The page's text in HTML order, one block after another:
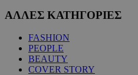
ΑΛΛΕΣ ΚΑΤΗΓΟΡΙΕΣ
FASHION
PEOPLE
BEAUTY
COVER STORY